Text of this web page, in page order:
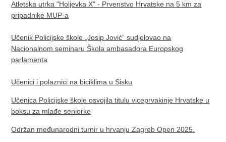
Atletska utrka "Holjevka X" - Prvenstvo Hrvatske na 5 km za
pripadnike MUP-a
Učenik Policijske škole „Josip Jović“ sudjelovao na
Nacionalnom seminaru Škola ambasadora Europskog
parlamenta
Učenici i polaznici na biciklima u Sisku
Učenica Policijske škole osvojila titulu viceprvakinje Hrvatske u
boksu za mlađe seniorke
Održan međunarodni turnir u hrvanju Zagreb Open 2025.